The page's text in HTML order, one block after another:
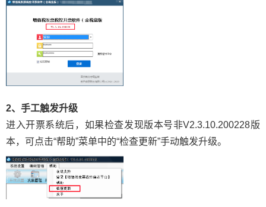
2、手工触发升级
进入开票系统后，如果检查发现版本号非V2.3.10.200228版
本，可点击“帮助”菜单中的“检查更新”手动触发升级。